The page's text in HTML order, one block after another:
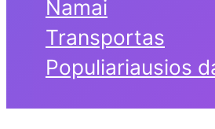
Namai
Transportas
Populiariausios